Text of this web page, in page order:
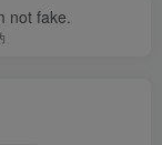
not fake.